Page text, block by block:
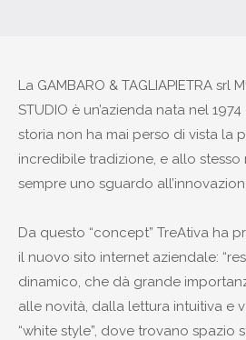
La GAMBARO & TAGLIAPIETRA srl
STUDIO è un’azienda nata nel
storia non ha mai perso di vista la
incredibile tradizione, e allo
sempre uno sguardo
Da questo “concept” TreAtiva ha
il nuovo sito internet aziendale:
dinamico, che dà grande
alle novità, dalla lettura intuitiva e
“white style”, dove trovano spazio